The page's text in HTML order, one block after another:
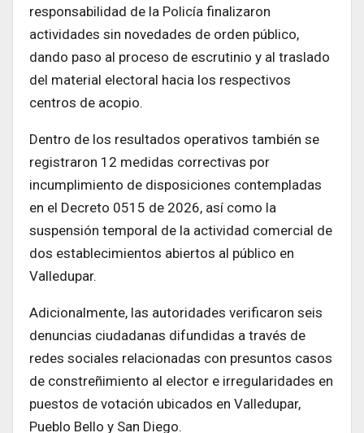
responsabilidad de la Policía finalizaron
actividades sin novedades de orden público,
dando paso al proceso de escrutinio y al traslado
del material electoral hacia los respectivos
centros de acopio.
Dentro de los resultados operativos también se
registraron 12 medidas correctivas por
incumplimiento de disposiciones contempladas
en el Decreto 0515 de 2026, así como la
suspensión temporal de la actividad comercial de
dos establecimientos abiertos al público en
Valledupar.
Adicionalmente, las autoridades verificaron seis
denuncias ciudadanas difundidas a través de
redes sociales relacionadas con presuntos casos
de constreñimiento al elector e irregularidades en
puestos de votación ubicados en Valledupar,
Pueblo Bello y San Diego.